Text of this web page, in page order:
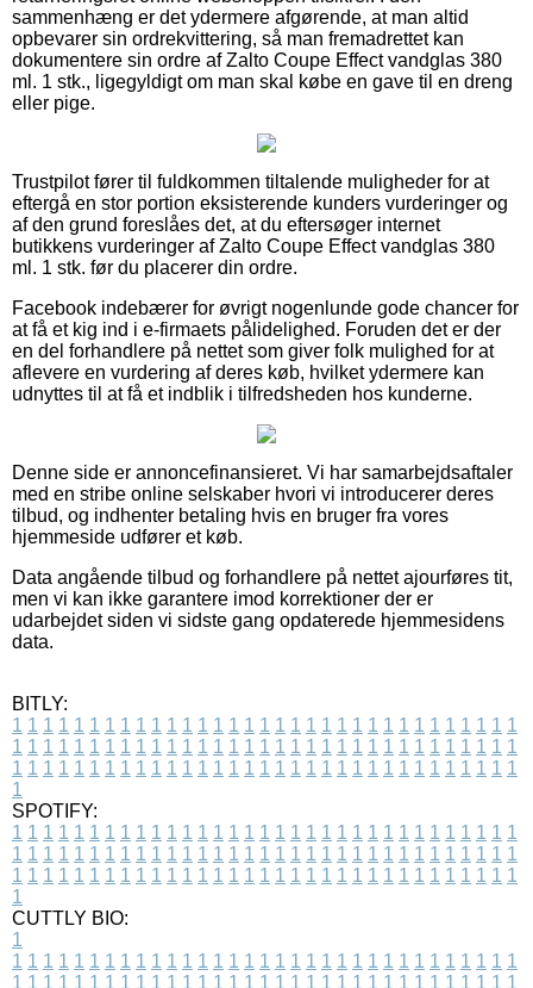
sammenhæng er det ydermere afgørende, at man altid
opbevarer sin ordrekvittering, så man fremadrettet kan
dokumentere sin ordre af Zalto Coupe Effect vandglas 380
ml. 1 stk., ligegyldigt om man skal købe en gave til en dreng
eller pige.
Trustpilot fører til fuldkommen tiltalende muligheder for at
eftergå en stor portion eksisterende kunders vurderinger og
af den grund foreslåes det, at du eftersøger internet
butikkens vurderinger af Zalto Coupe Effect vandglas 380
ml. 1 stk. før du placerer din ordre.
Facebook indebærer for øvrigt nogenlunde gode chancer for
at få et kig ind i e-firmaets pålidelighed. Foruden det er der
en del forhandlere på nettet som giver folk mulighed for at
aflevere en vurdering af deres køb, hvilket ydermere kan
udnyttes til at få et indblik i tilfredsheden hos kunderne.
Denne side er annoncefinansieret. Vi har samarbejdsaftaler
med en stribe online selskaber hvori vi introducerer deres
tilbud, og indhenter betaling hvis en bruger fra vores
hjemmeside udfører et køb.
Data angående tilbud og forhandlere på nettet ajourføres tit,
men vi kan ikke garantere imod korrektioner der er
udarbejdet siden vi sidste gang opdaterede hjemmesidens
data.
BITLY:
1 1 1 1 1 1 1 1 1 1 1 1 1 1 1 1 1 1 1 1 1 1 1 1 1 1 1 1 1 1 1 1 1
1 1 1 1 1 1 1 1 1 1 1 1 1 1 1 1 1 1 1 1 1 1 1 1 1 1 1 1 1 1 1 1 1
1 1 1 1 1 1 1 1 1 1 1 1 1 1 1 1 1 1 1 1 1 1 1 1 1 1 1 1 1 1 1 1 1
1
SPOTIFY:
1 1 1 1 1 1 1 1 1 1 1 1 1 1 1 1 1 1 1 1 1 1 1 1 1 1 1 1 1 1 1 1 1
1 1 1 1 1 1 1 1 1 1 1 1 1 1 1 1 1 1 1 1 1 1 1 1 1 1 1 1 1 1 1 1 1
1 1 1 1 1 1 1 1 1 1 1 1 1 1 1 1 1 1 1 1 1 1 1 1 1 1 1 1 1 1 1 1 1
1
CUTTLY BIO:
1
1 1 1 1 1 1 1 1 1 1 1 1 1 1 1 1 1 1 1 1 1 1 1 1 1 1 1 1 1 1 1 1 1
1 1 1 1 1 1 1 1 1 1 1 1 1 1 1 1 1 1 1 1 1 1 1 1 1 1 1 1 1 1 1 1 1